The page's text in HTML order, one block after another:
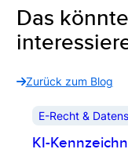
Das
Zurück zum Blog
E-Recht &
KI-